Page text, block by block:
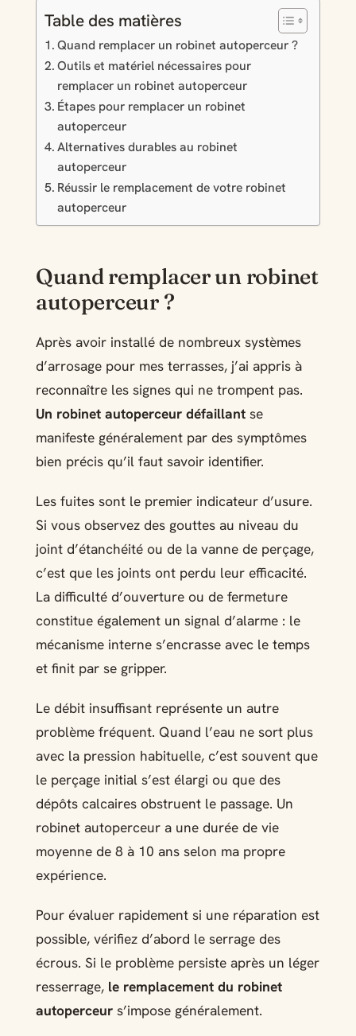
Table des matières
Quand remplacer un robinet autoperceur ?
Outils et matériel nécessaires pour
remplacer un robinet autoperceur
Étapes pour remplacer un robinet
autoperceur
Alternatives durables au robinet
autoperceur
Réussir le remplacement de votre robinet
autoperceur
Quand remplacer un robinet
autoperceur ?
Après avoir installé de nombreux systèmes
d’arrosage pour mes terrasses, j’ai appris à
reconnaître les signes qui ne trompent pas.
Un robinet autoperceur défaillantse
manifeste généralement par des symptômes
bien précis qu’il faut savoir identifier.
Les fuites sont le premier indicateur d’usure.
Si vous observez des gouttes au niveau du
joint d’étanchéité ou de la vanne de perçage,
c’est que les joints ont perdu leur efficacité.
La difficulté d’ouverture ou de fermeture
constitue également un signal d’alarme : le
mécanisme interne s’encrasse avec le temps
et finit par se gripper.
Le débit insuffisant représente un autre
problème fréquent. Quand l’eau ne sort plus
avec la pression habituelle, c’est souvent que
le perçage initial s’est élargi ou que des
dépôts calcaires obstruent le passage. Un
robinet autoperceur a une durée de vie
moyenne de 8 à 10 ans selon ma propre
expérience.
Pour évaluer rapidement si une réparation est
possible, vérifiez d’abord le serrage des
écrous. Si le problème persiste après un léger
resserrage, le remplacement du robinet
autoperceurs’impose généralement.